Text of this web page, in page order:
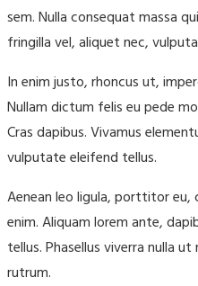
sem. Nulla consequat massa
fringilla vel, aliquet nec,
In enim justo, rhoncus ut,
Nullam dictum felis eu pede
Cras dapibus. Vivamus
vulputate eleifend tellus.
Aenean leo ligula, porttitor
enim. Aliquam lorem ante,
tellus. Phasellus viverra nulla
rutrum.